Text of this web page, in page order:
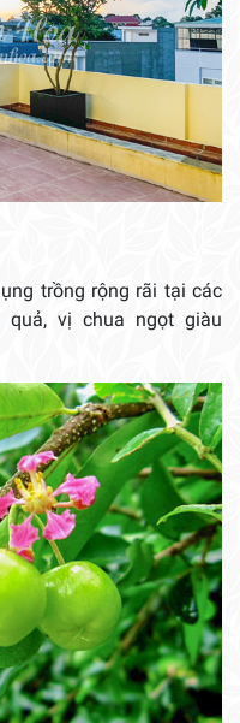
trồng rộng rãi tại các
vị chua ngọt giàu